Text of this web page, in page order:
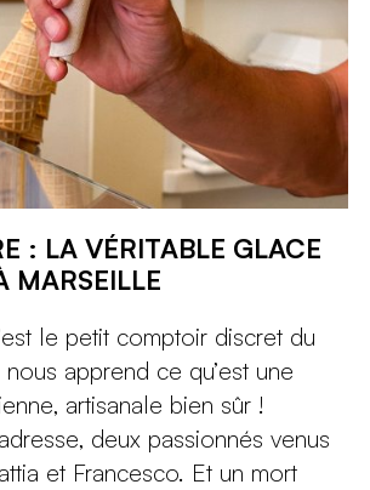
: LA VÉRITABLE GLACE
MARSEILLE
le petit comptoir discret du
apprend ce qu’est une
artisanale bien sûr !
deux passionnés venus
et Francesco. Et un mort